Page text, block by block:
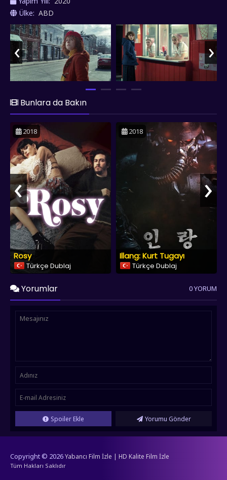
çatışmaları ve hayatta kalma arzusunu derinlemesine
inceliyor. İzleyiciyi düşündürmeye ve duygusal olarak
etkilemeye hazır olun. HD kalitesinde izlemek için şimdi
izleyin!
Ülke: ABD
‹ ›
Bunlara da Bakın
2018
Rosy
Türkçe Dublaj
2018
Illang: Kurt Tugayı
Türkçe Dublaj
‹ ›
Yorumlar 0 YORUM
Spoiler Ekle Yorumu Gönder
Copyright © 2026Yabancı Film İzle | HD Kalite Film İzle
Tüm Hakları Saklıdır